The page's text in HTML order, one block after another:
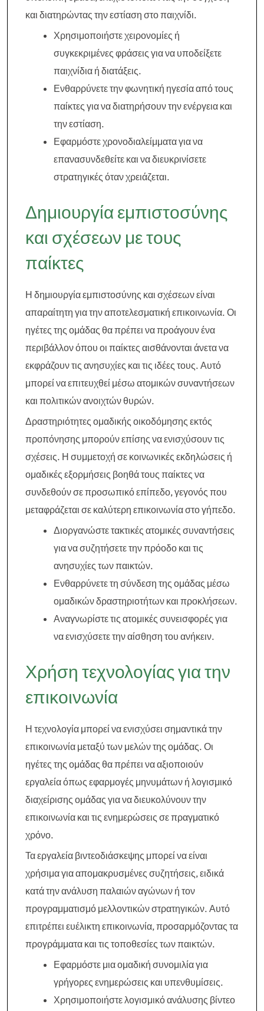
και διατηρώντας την εστίαση στο παιχνίδι.
Χρησιμοποιήστε χειρονομίες ή
συγκεκριμένες φράσεις για να υποδείξετε
παιχνίδια ή διατάξεις.
Ενθαρρύνετε την φωνητική ηγεσία από τους
παίκτες για να διατηρήσουν την ενέργεια και
την εστίαση.
Εφαρμόστε χρονοδιαλείμματα για να
επανασυνδεθείτε και να διευκρινίσετε
στρατηγικές όταν χρειάζεται.
Δημιουργία εμπιστοσύνης
και σχέσεων με τους
παίκτες
Η δημιουργία εμπιστοσύνης και σχέσεων είναι
απαραίτητη για την αποτελεσματική επικοινωνία. Οι
ηγέτες της ομάδας θα πρέπει να προάγουν ένα
περιβάλλον όπου οι παίκτες αισθάνονται άνετα να
εκφράζουν τις ανησυχίες και τις ιδέες τους. Αυτό
μπορεί να επιτευχθεί μέσω ατομικών συναντήσεων
και πολιτικών ανοιχτών θυρών.
Δραστηριότητες ομαδικής οικοδόμησης εκτός
προπόνησης μπορούν επίσης να ενισχύσουν τις
σχέσεις. Η συμμετοχή σε κοινωνικές εκδηλώσεις ή
ομαδικές εξορμήσεις βοηθά τους παίκτες να
συνδεθούν σε προσωπικό επίπεδο, γεγονός που
μεταφράζεται σε καλύτερη επικοινωνία στο γήπεδο.
Διοργανώστε τακτικές ατομικές συναντήσεις
για να συζητήσετε την πρόοδο και τις
ανησυχίες των παικτών.
Ενθαρρύνετε τη σύνδεση της ομάδας μέσω
ομαδικών δραστηριοτήτων και προκλήσεων.
Αναγνωρίστε τις ατομικές συνεισφορές για
να ενισχύσετε την αίσθηση του ανήκειν.
Χρήση τεχνολογίας για την
επικοινωνία
Η τεχνολογία μπορεί να ενισχύσει σημαντικά την
επικοινωνία μεταξύ των μελών της ομάδας. Οι
ηγέτες της ομάδας θα πρέπει να αξιοποιούν
εργαλεία όπως εφαρμογές μηνυμάτων ή λογισμικό
διαχείρισης ομάδας για να διευκολύνουν την
επικοινωνία και τις ενημερώσεις σε πραγματικό
χρόνο.
Τα εργαλεία βιντεοδιάσκεψης μπορεί να είναι
χρήσιμα για απομακρυσμένες συζητήσεις, ειδικά
κατά την ανάλυση παλαιών αγώνων ή τον
προγραμματισμό μελλοντικών στρατηγικών. Αυτό
επιτρέπει ευέλικτη επικοινωνία, προσαρμόζοντας τα
προγράμματα και τις τοποθεσίες των παικτών.
Εφαρμόστε μια ομαδική συνομιλία για
γρήγορες ενημερώσεις και υπενθυμίσεις.
Χρησιμοποιήστε λογισμικό ανάλυσης βίντεο